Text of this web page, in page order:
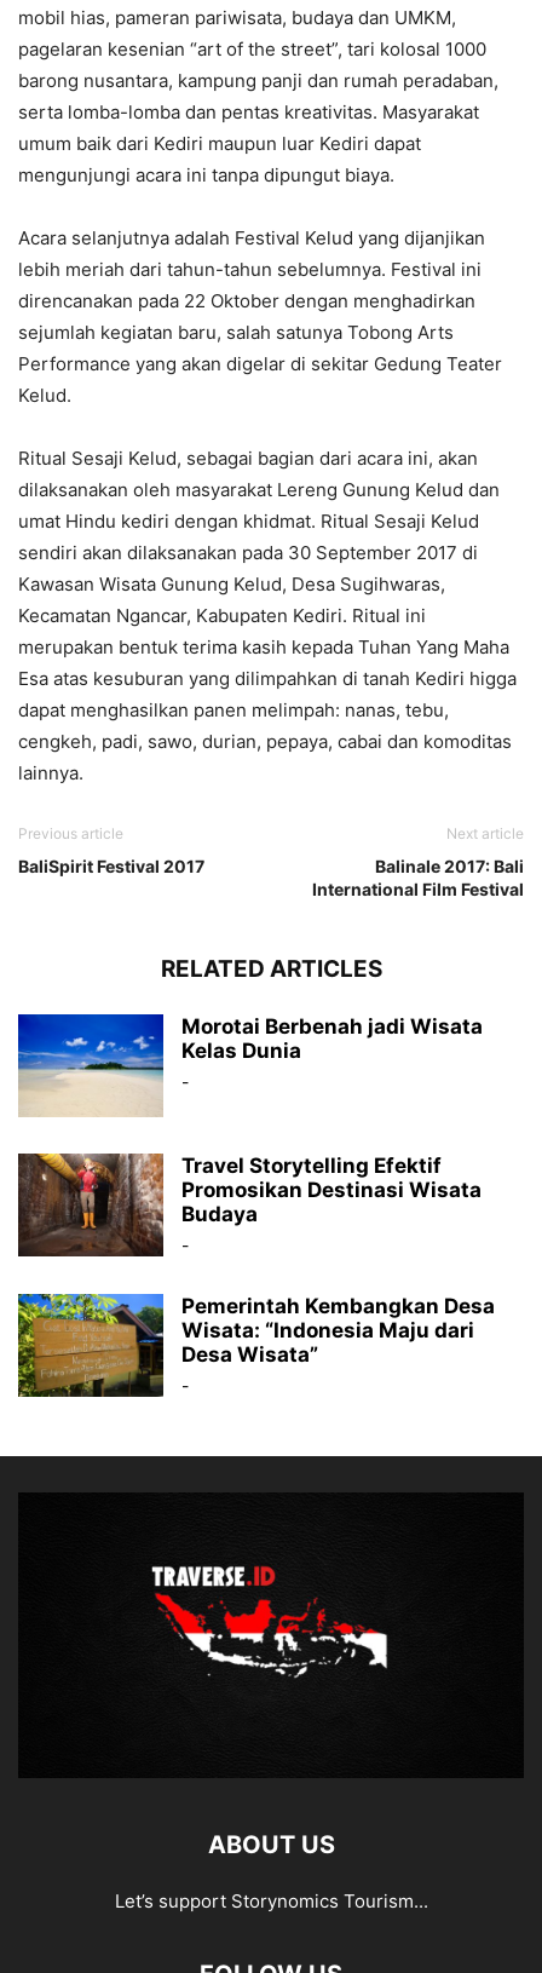
mobil hias, pameran pariwisata, budaya dan UMKM,
pagelaran kesenian “art of the street”, tari kolosal 1000
barong nusantara, kampung panji dan rumah peradaban,
serta lomba-lomba dan pentas kreativitas. Masyarakat
umum baik dari Kediri maupun luar Kediri dapat
mengunjungi acara ini tanpa dipungut biaya.
Acara selanjutnya adalah Festival Kelud yang dijanjikan
lebih meriah dari tahun-tahun sebelumnya. Festival ini
direncanakan pada 22 Oktober dengan menghadirkan
sejumlah kegiatan baru, salah satunya Tobong Arts
Performance yang akan digelar di sekitar Gedung Teater
Kelud.
Ritual Sesaji Kelud, sebagai bagian dari acara ini, akan
dilaksanakan oleh masyarakat Lereng Gunung Kelud dan
umat Hindu kediri dengan khidmat. Ritual Sesaji Kelud
sendiri akan dilaksanakan pada 30 September 2017 di
Kawasan Wisata Gunung Kelud, Desa Sugihwaras,
Kecamatan Ngancar, Kabupaten Kediri. Ritual ini
merupakan bentuk terima kasih kepada Tuhan Yang Maha
Esa atas kesuburan yang dilimpahkan di tanah Kediri higga
dapat menghasilkan panen melimpah: nanas, tebu,
cengkeh, padi, sawo, durian, pepaya, cabai dan komoditas
lainnya.
Previous article
BaliSpirit Festival 2017
Next article
Balinale 2017: Bali
International Film Festival
RELATED ARTICLES
Morotai Berbenah jadi Wisata
Kelas Dunia
-
Travel Storytelling Efektif
Promosikan Destinasi Wisata
Budaya
-
Pemerintah Kembangkan Desa
Wisata: “Indonesia Maju dari
Desa Wisata”
-
ABOUT US
Let’s support Storynomics Tourism...